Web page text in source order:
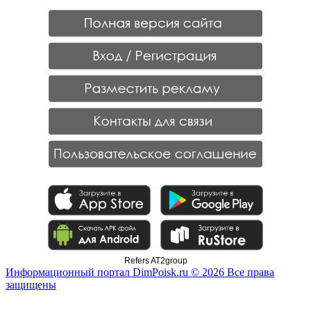
Refers AT2group
Информационный портал DimPoisk.ru © 2026 Все права
защищены